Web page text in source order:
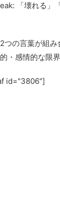
「壊れる」
つの言葉が組
・感情的な限
id="3806"]